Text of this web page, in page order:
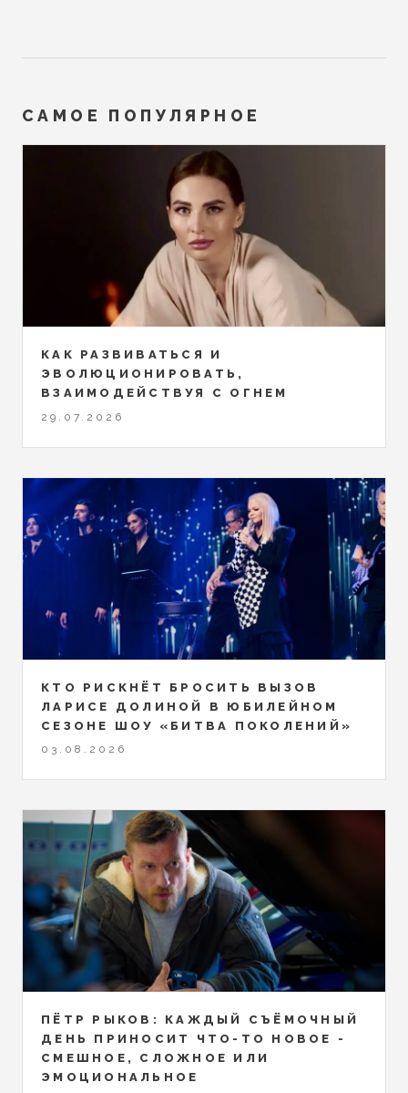
САМОЕ ПОПУЛЯРНОЕ
КАК РАЗВИВАТЬСЯ И
ЭВОЛЮЦИОНИРОВАТЬ,
ВЗАИМОДЕЙСТВУЯ С ОГНЕМ
29.07.2026
КТО РИСКНЁТ БРОСИТЬ ВЫЗОВ
ЛАРИСЕ ДОЛИНОЙ В ЮБИЛЕЙНОМ
СЕЗОНЕ ШОУ «БИТВА ПОКОЛЕНИЙ»
03.08.2026
ПЁТР РЫКОВ: КАЖДЫЙ СЪЁМОЧНЫЙ
ДЕНЬ ПРИНОСИТ ЧТО-ТО НОВОЕ -
СМЕШНОЕ, СЛОЖНОЕ ИЛИ
ЭМОЦИОНАЛЬНОЕ